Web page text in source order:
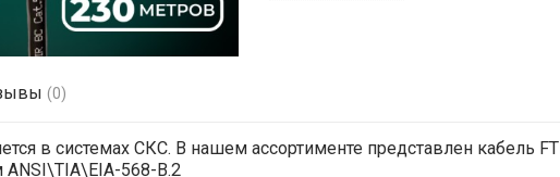
(0)
в системах СКС. В нашем ассортименте представлен кабель
ANSI\TIA\EIA-568-B.2